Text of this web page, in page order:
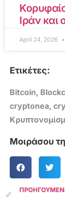
Ιράν και
April 24, 2026
Ετικέτες:
Bitcoin,
cryptonea,
Μοιράσου